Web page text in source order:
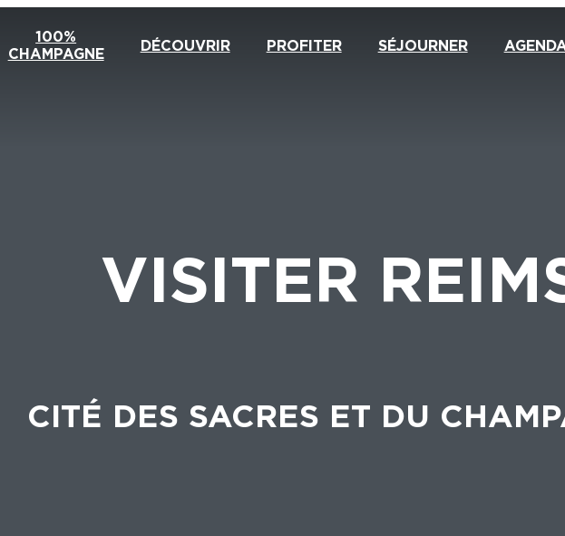
100%
CHAMPAGNE
DÉCOUVRIR PROFITER SÉJOURNER
VISITER
CITÉ DES SACRES ET DU